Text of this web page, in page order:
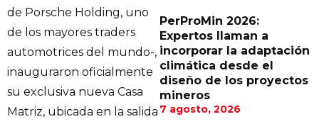
de Porsche Holding, uno
de los mayores traders
automotrices del mundo-,
inauguraron oficialmente
su exclusiva nueva Casa
Matriz, ubicada en la salida
PerProMin 2026:
Expertos llaman a
incorporar la adaptación
climática desde el
diseño de los proyectos
mineros
7 agosto, 2026